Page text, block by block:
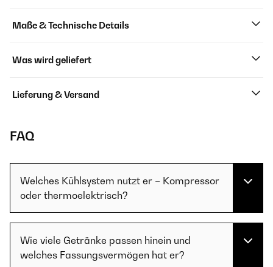
Maße & Technische Details
Was wird geliefert
Lieferung & Versand
FAQ
Welches Kühlsystem nutzt er – Kompressor
oder thermoelektrisch?
Wie viele Getränke passen hinein und
welches Fassungsvermögen hat er?